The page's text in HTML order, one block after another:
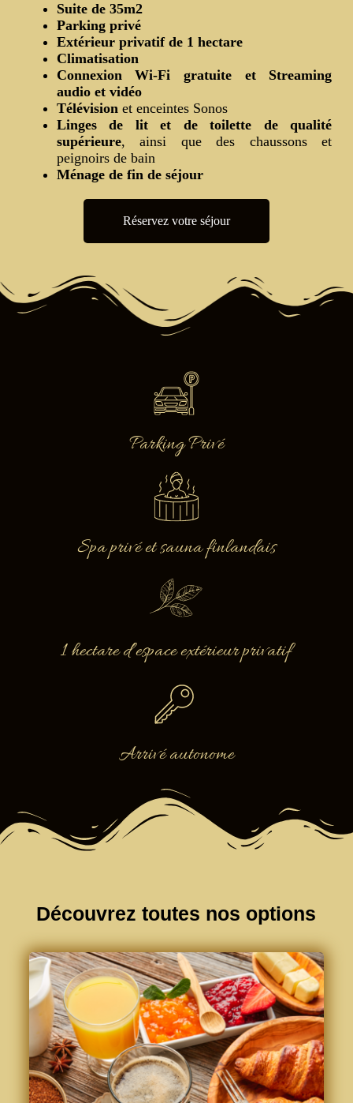
Suite de 35m2
Parking privé
Extérieur privatif de 1 hectare
Climatisation
Connexion Wi-Fi gratuite et Streaming
audio et vidéo
Télévisionet enceintes Sonos
Linges de lit et de toilette de qualité
supérieure, ainsi que des chaussons et
peignoirs de bain
Ménage de fin de séjour
Réservez votre séjour
Parking Privé
Spa privé et sauna finlandais
1 hectare d’espace extérieur privatif
Arrivé autonome
Découvrez toutes nos options